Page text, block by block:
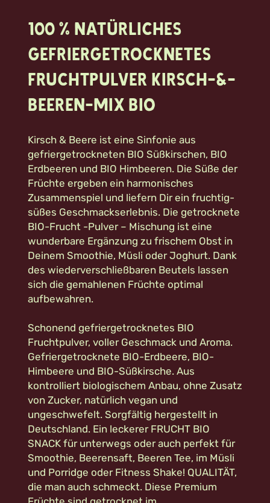
100 % natürliches
Gefriergetrocknetes
Fruchtpulver Kirsch-&-
Beeren-Mix BIO
Kirsch & Beere ist eine Sinfonie aus
gefriergetrockneten BIO Süßkirschen, BIO
Erdbeeren und BIO Himbeeren. Die Süße der
Früchte ergeben ein harmonisches
Zusammenspiel und liefern Dir ein fruchtig-
süßes Geschmackserlebnis. Die getrocknete
BIO-Frucht -Pulver – Mischung ist eine
wunderbare Ergänzung zu frischem Obst in
Deinem Smoothie, Müsli oder Joghurt. Dank
des wiederverschließbaren Beutels lassen
sich die gemahlenen Früchte optimal
aufbewahren.
Schonend gefriergetrocknetes BIO
Fruchtpulver, voller Geschmack und Aroma.
Gefriergetrocknete BIO-Erdbeere, BIO-
Himbeere und BIO-Süßkirsche. Aus
kontrolliert biologischem Anbau, ohne Zusatz
von Zucker, natürlich vegan und
ungeschwefelt. Sorgfältig hergestellt in
Deutschland. Ein leckerer FRUCHT BIO
SNACK für unterwegs oder auch perfekt für
Smoothie, Beerensaft, Beeren Tee, im Müsli
und Porridge oder Fitness Shake! QUALITÄT,
die man auch schmeckt. Diese Premium